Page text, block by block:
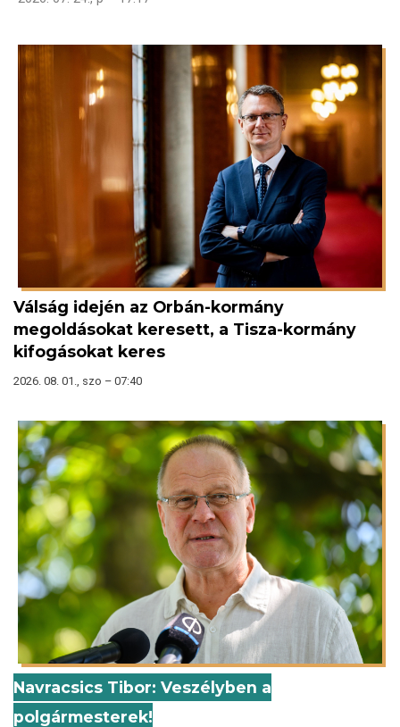
Válság idején az Orbán-kormány
megoldásokat keresett, a Tisza-kormány
kifogásokat keres
2026. 08. 01., szo – 07:40
Navracsics Tibor: Veszélyben a
polgármesterek!